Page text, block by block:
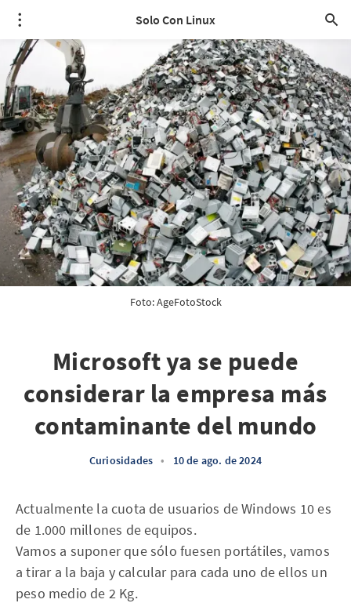
Solo Con Linux
Foto: AgeFotoStock
Microsoft ya se puede
considerar la empresa más
contaminante del mundo
Curiosidades • 10 de ago. de 2024
Actualmente la cuota de usuarios de Windows 10 es
de 1.000 millones de equipos.
Vamos a suponer que sólo fuesen portátiles, vamos
a tirar a la baja y calcular para cada uno de ellos un
peso medio de 2 Kg.